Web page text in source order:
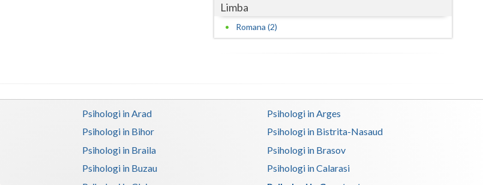
Limba
Romana (2)
Psihologi in Arad
Psihologi in Arges
Psihologi in Bihor
Psihologi in Bistrita-Nasaud
Psihologi in Braila
Psihologi in Brasov
Psihologi in Buzau
Psihologi in Calarasi